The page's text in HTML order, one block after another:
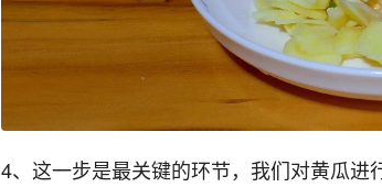
4、这一步是最关键的环节，我们对黄瓜